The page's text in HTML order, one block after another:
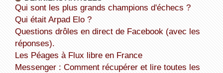
Qui sont les plus grands champions d'échecs ?
Qui était Arpad Elo ?
Questions drôles en direct de Facebook (avec les
réponses).
Les Péages à Flux libre en France
Messenger : Comment récupérer et lire toutes les